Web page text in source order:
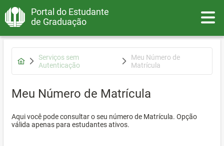
Portal do Estudante
de Graduação
Serviços sem
Autenticação
Meu Número de
Matrícula
Meu Número de Matrícula
Aqui você pode consultar o seu número de Matrícula. Opção
válida apenas para estudantes ativos.